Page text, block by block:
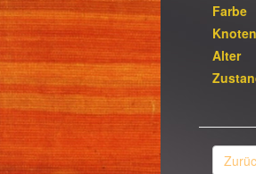
Farbe
Alter